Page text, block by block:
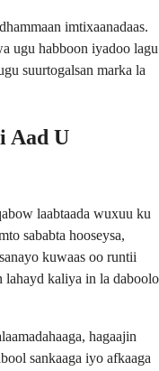
imtixaanadaas.
ugu habboon iyadoo lagu
suurtogalsan marka la
Aad U
laabtaada wuxuu ku
sababta hooseysa,
kuwaas oo runtii
lahayd kaliya in la daboolo
hagaajin
sankaaga iyo afkaaga